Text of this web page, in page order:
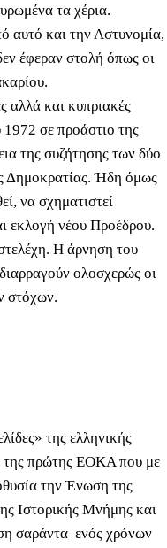
τα χέρια.
αυτό και την Αστυνομία,
έφεραν στολή όπως οι
αλλά και κυπριακές
σε προάστιο της
της συζήτησης των δύο
Δημοκρατίας. Ήδη όμως
να σχηματιστεί
εκλογή νέου Προέδρου.
Η άρνηση του
ολοσχερώς οι
στόχων.
της ελληνικής
της πρώτης ΕΟΚΑ που με
την Ένωση της
Ιστορικής Μνήμης και
σαράντα ενός χρόνων